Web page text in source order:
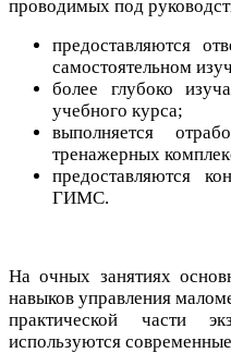
проводимых под
предоставляются
самостоятельном
более глубоко
учебного курса;
выполняется
тренажерных
предоставляются
ГИМС.
На очных занятиях
навыков управления
практической части
используются